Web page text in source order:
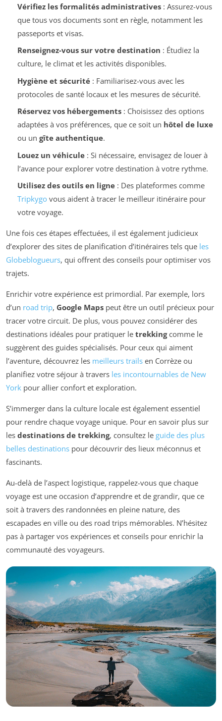
Vérifiez les formalités administratives: Assurez-vous
que tous vos documents sont en règle, notamment les
passeports et visas.
Renseignez-vous sur votre destination : Étudiez la
culture, le climat et les activités disponibles.
Hygiène et sécurité: Familiarisez-vous avec les
protocoles de santé locaux et les mesures de sécurité.
Réservez vos hébergements: Choisissez des options
adaptées à vos préférences, que ce soit un hôtel de luxe
ou un gîte authentique.
Louez un véhicule: Si nécessaire, envisagez de louer à
l’avance pour explorer votre destination à votre rythme.
Utilisez des outils en ligne: Des plateformes comme
Tripkygovous aident à tracer le meilleur itinéraire pour
votre voyage.
Une fois ces étapes effectuées, il est également judicieux
d’explorer des sites de planification d’itinéraires tels que les
Globeblogueurs, qui offrent des conseils pour optimiser vos
trajets.
Enrichir votre expérience est primordial. Par exemple, lors
d’un road trip, Google Maps peut être un outil précieux pour
tracer votre circuit. De plus, vous pouvez considérer des
destinations idéales pour pratiquer le trekkingcomme le
suggèrent des guides spécialisés. Pour ceux qui aiment
l’aventure, découvrez les meilleurs trails en Corrèze ou
planifiez votre séjour à travers les incontournables de New
York pour allier confort et exploration.
S’immerger dans la culture locale est également essentiel
pour rendre chaque voyage unique. Pour en savoir plus sur
les destinations de trekking, consultez le guide des plus
belles destinations pour découvrir des lieux méconnus et
fascinants.
Au-delà de l’aspect logistique, rappelez-vous que chaque
voyage est une occasion d’apprendre et de grandir, que ce
soit à travers des randonnées en pleine nature, des
escapades en ville ou des road trips mémorables. N’hésitez
pas à partager vos expériences et conseils pour enrichir la
communauté des voyageurs.